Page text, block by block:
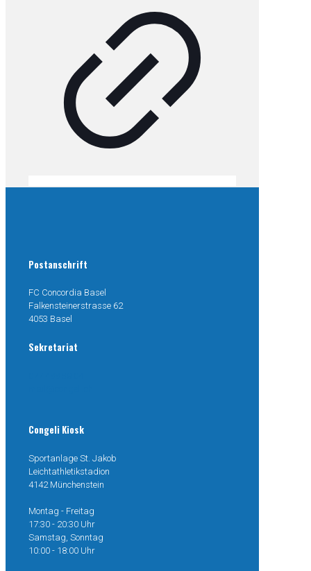
Postanschrift
FC Concordia Basel
Falkensteinerstrasse 62
4053 Basel
Sekretariat
Congeli Kiosk
Sportanlage St. Jakob
Leichtathletikstadion
4142 Münchenstein
Montag - Freitag
17:30 - 20:30 Uhr
Samstag, Sonntag
10:00 - 18:00 Uhr